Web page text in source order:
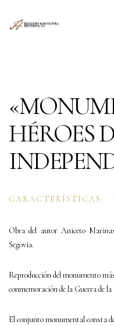
HÉROES
CARACTERÍSTICAS:
Obra del autor Aniceto
Segovia.
Reproducción del monumento
conmemoración de la Guerra de la
El conjunto monumental consta